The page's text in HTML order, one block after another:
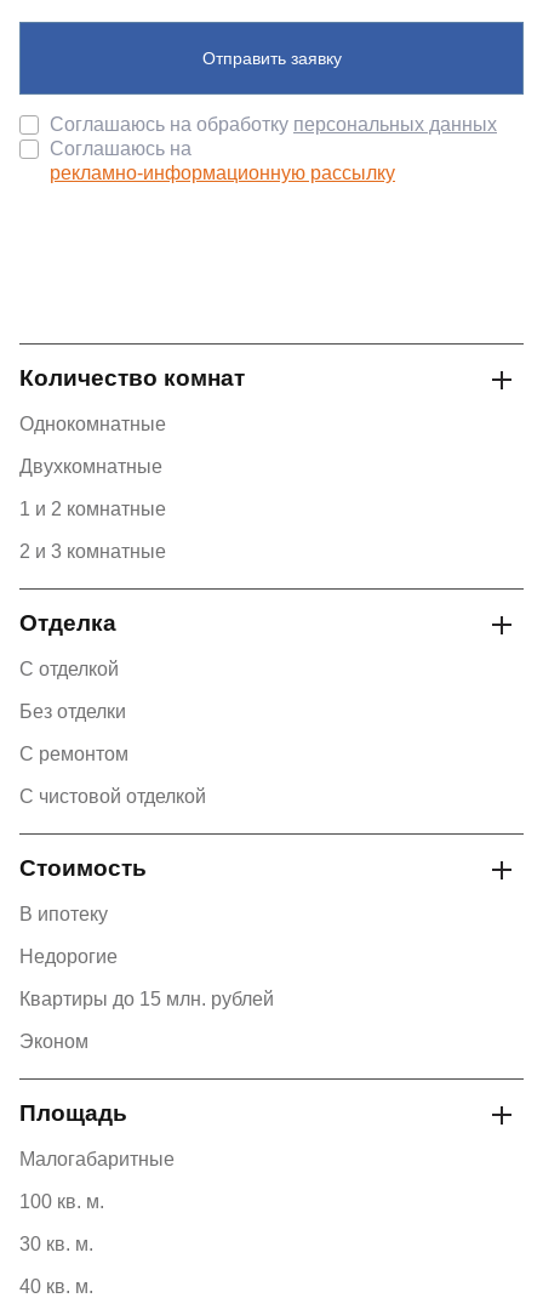
Отправить заявку
Соглашаюсь на обработку персональных данных
Соглашаюсь на
рекламно-информационную рассылку
Количество комнат
Однокомнатные
Двухкомнатные
1 и 2 комнатные
2 и 3 комнатные
Отделка
С отделкой
Без отделки
С ремонтом
С чистовой отделкой
Стоимость
В ипотеку
Недорогие
Квартиры до 15 млн. рублей
Эконом
Площадь
Малогабаритные
100 кв. м.
30 кв. м.
40 кв. м.